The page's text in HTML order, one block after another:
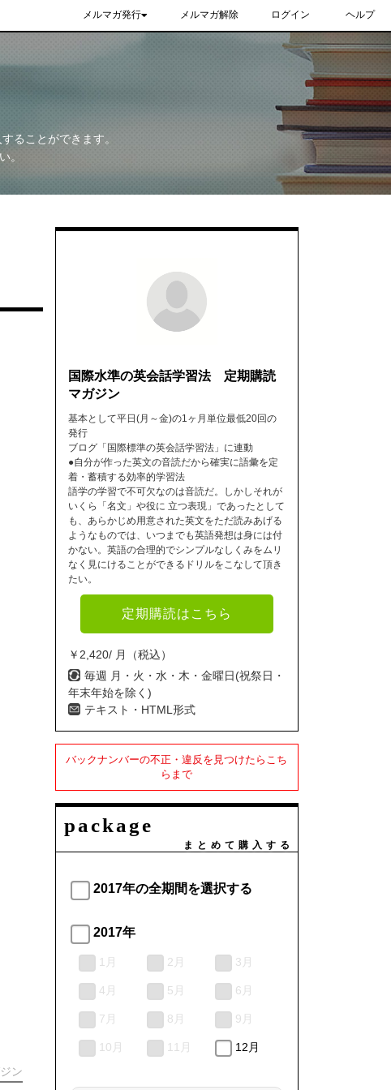
メルマガ発行 メルマガ解除 ログイン ヘルプ
ることができます。
。
ン
国際水準の英会話学習法 定期購読
マガジン
基本として平日(月～金)の1ヶ月単位最低20回の
発行
ブログ「国際標準の英会話学習法」に連動
●自分が作った英文の音読だから確実に語彙を定
着・蓄積する効率的学習法
語学の学習で不可欠なのは音読だ。しかしそれが
いくら「名文」や役に 立つ表現」であったとして
も、あらかじめ用意された英文をただ読みあげる
ようなものでは、いつまでも英語発想は身には付
かない。英語の合理的でシンプルなしくみをムリ
なく見にけることができるドリルをこなして頂き
たい。
定期購読はこちら
￥2,420/ 月（税込）
毎週 月・火・水・木・金曜日(祝祭日・
年末年始を除く)
テキスト・HTML形式
バックナンバーの不正・違反を見つけたらこち
らまで
package
まとめて購入する
2017年の全期間を選択する
2017年
1月 2月 3月
4月 5月 6月
7月 8月 9月
10月 11月 12月